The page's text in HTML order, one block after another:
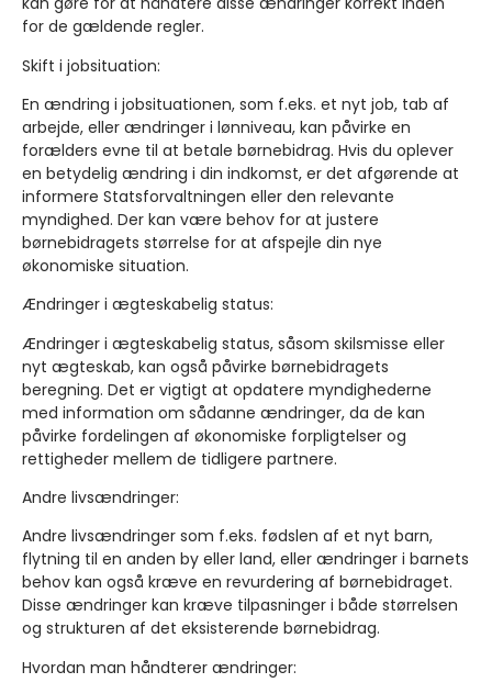
for de gældende regler.
Skift i jobsituation:
En ændring i jobsituationen, som f.eks. et nyt job, tab af
arbejde, eller ændringer i lønniveau, kan påvirke en
forælders evne til at betale børnebidrag. Hvis du oplever
en betydelig ændring i din indkomst, er det afgørende at
informere Statsforvaltningen eller den relevante
myndighed. Der kan være behov for at justere
børnebidragets størrelse for at afspejle din nye
økonomiske situation.
Ændringer i ægteskabelig status:
Ændringer i ægteskabelig status, såsom skilsmisse eller
nyt ægteskab, kan også påvirke børnebidragets
beregning. Det er vigtigt at opdatere myndighederne
med information om sådanne ændringer, da de kan
påvirke fordelingen af økonomiske forpligtelser og
rettigheder mellem de tidligere partnere.
Andre livsændringer:
Andre livsændringer som f.eks. fødslen af et nyt barn,
flytning til en anden by eller land, eller ændringer i barnets
behov kan også kræve en revurdering af børnebidraget.
Disse ændringer kan kræve tilpasninger i både størrelsen
og strukturen af det eksisterende børnebidrag.
Hvordan man håndterer ændringer: